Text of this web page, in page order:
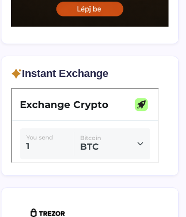
Instant Exchange